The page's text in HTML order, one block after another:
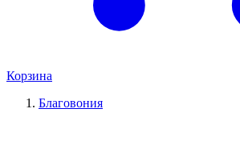
Корзина
Благовония